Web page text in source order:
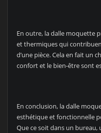
En outre, la dalle moquette
et thermiques qui
d’une pièce. Cela en fait un
confort et le bien-être sont
En conclusion, la dalle
esthétique et fonctionnelle
Que ce soit dans un